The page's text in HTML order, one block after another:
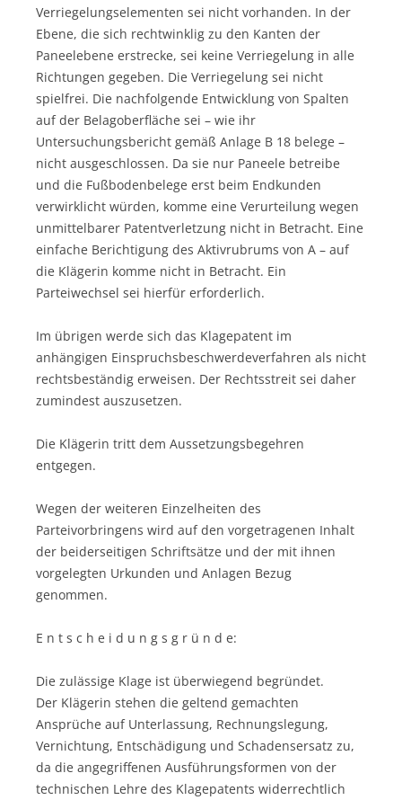
Verriegelungselementen sei nicht vorhanden. In der
Ebene, die sich rechtwinklig zu den Kanten der
Paneelebene erstrecke, sei keine Verriegelung in alle
Richtungen gegeben. Die Verriegelung sei nicht
spielfrei. Die nachfolgende Entwicklung von Spalten
auf der Belagoberfläche sei – wie ihr
Untersuchungsbericht gemäß Anlage B 18 belege –
nicht ausgeschlossen. Da sie nur Paneele betreibe
und die Fußbodenbelege erst beim Endkunden
verwirklicht würden, komme eine Verurteilung wegen
unmittelbarer Patentverletzung nicht in Betracht. Eine
einfache Berichtigung des Aktivrubrums von A – auf
die Klägerin komme nicht in Betracht. Ein
Parteiwechsel sei hierfür erforderlich.
Im übrigen werde sich das Klagepatent im
anhängigen Einspruchsbeschwerdeverfahren als nicht
rechtsbeständig erweisen. Der Rechtsstreit sei daher
zumindest auszusetzen.
Die Klägerin tritt dem Aussetzungsbegehren
entgegen.
Wegen der weiteren Einzelheiten des
Parteivorbringens wird auf den vorgetragenen Inhalt
der beiderseitigen Schriftsätze und der mit ihnen
vorgelegten Urkunden und Anlagen Bezug
genommen.
E n t s c h e i d u n g s g r ü n d e:
Die zulässige Klage ist überwiegend begründet.
Der Klägerin stehen die geltend gemachten
Ansprüche auf Unterlassung, Rechnungslegung,
Vernichtung, Entschädigung und Schadensersatz zu,
da die angegriffenen Ausführungsformen von der
technischen Lehre des Klagepatents widerrechtlich